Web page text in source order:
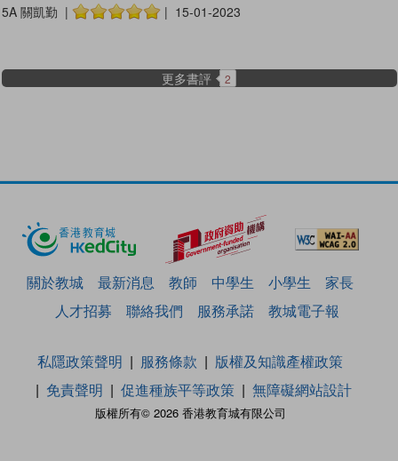
5A 關凱勤 | | 15-01-2023
更多書評 2
關於教城 最新消息 教師 中學生 小學生
家長
人才招募
聯絡我們 服務承諾 教城電子報
版權所有© 2026 香港教育城有限公司
私隱政策聲明 服務條款
版權及知識產權政策
免責聲明
促進種族平等政策 無障礙網站設計